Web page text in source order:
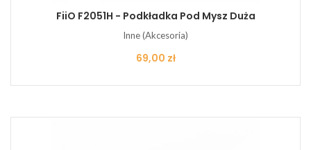
FiiO F2051H - Podkładka Pod Mysz Duża
Inne (Akcesoria)
Cena
69,00 zł